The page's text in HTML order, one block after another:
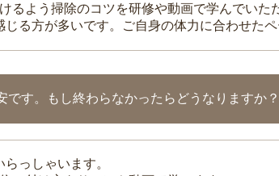
るよう掃除のコツを研修や動画で学んでいた
る方が多いです。ご自身の体力に合わせた
です。もし終わらなかったらどうなりますか？
っしゃいます。